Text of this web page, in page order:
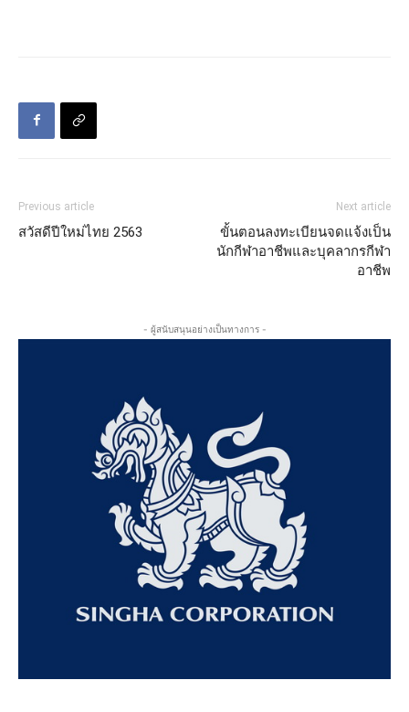
Previous article
สวัสดีปีใหม่ไทย 2563
Next article
ขั้นตอนลงทะเบียนจดแจ้งเป็น
นักกีฬาอาชีพและบุคลากรกีฬา
อาชีพ
- ผู้สนับสนุนอย่างเป็นทางการ -